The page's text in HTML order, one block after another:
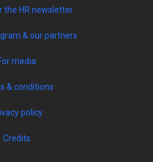
the HR newsletter
& our partners
media
& conditions
policy
Credits